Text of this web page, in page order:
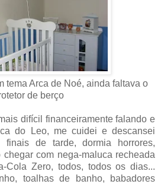
tema Arca de Noé, ainda faltava o
de berço
difícil financeiramente falando e
do Leo, me cuidei e descansei
de tarde, dormia horrores,
com nega-maluca recheada
Cola Zero, todos, todos os dias...
toalhas de banho, babadores